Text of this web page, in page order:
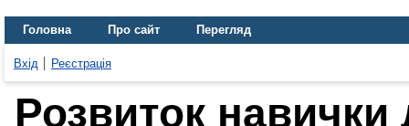
Головна Про сайт Перегляд
Вхід Реєстрація
Розвиток